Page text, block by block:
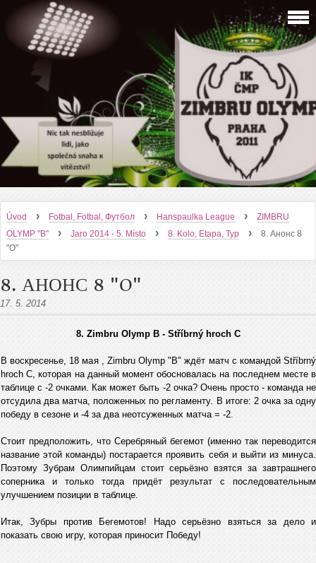
Úvod › Fotbal, Fotbal, Футбол › Hanspaulka League ›
ZIMBRU
OLYMP "B"
› Jaro 2014 - 5. Místo › 8. Kolo, Etapa, Тур ›
8. Анонс 8
"O"
8. АНОНС 8 "O"
17. 5. 2014
8. Zimbru Olymp B - Stříbrný hroch C
В воскресенье, 18 мая , Zimbru Olymp "B" ждёт матч с командой Stříbrný
hroch C, которая на данный момент обосновалась на последнем месте в
таблице с -2 очками. Как может быть -2 очка? Очень просто - команда не
отсудила два матча, положенных по регламенту. В итоге: 2 очка за одну
победу в сезоне и -4 за два неотсуженных матча = -2.
Стоит предположить, что Серебряный бегемот (именно так переводится
название этой команды) постарается проявить себя и выйти из минуса.
Поэтому Зубрам Олимпийцам стоит серьёзно взятся за завтрашнего
соперника и только тогда придёт результат с последовательным
улучшением позиции в таблице.
Итак, Зубры против Бегемотов! Надо серьёзно взяться за дело и
показать свою игру, которая приносит Победу!